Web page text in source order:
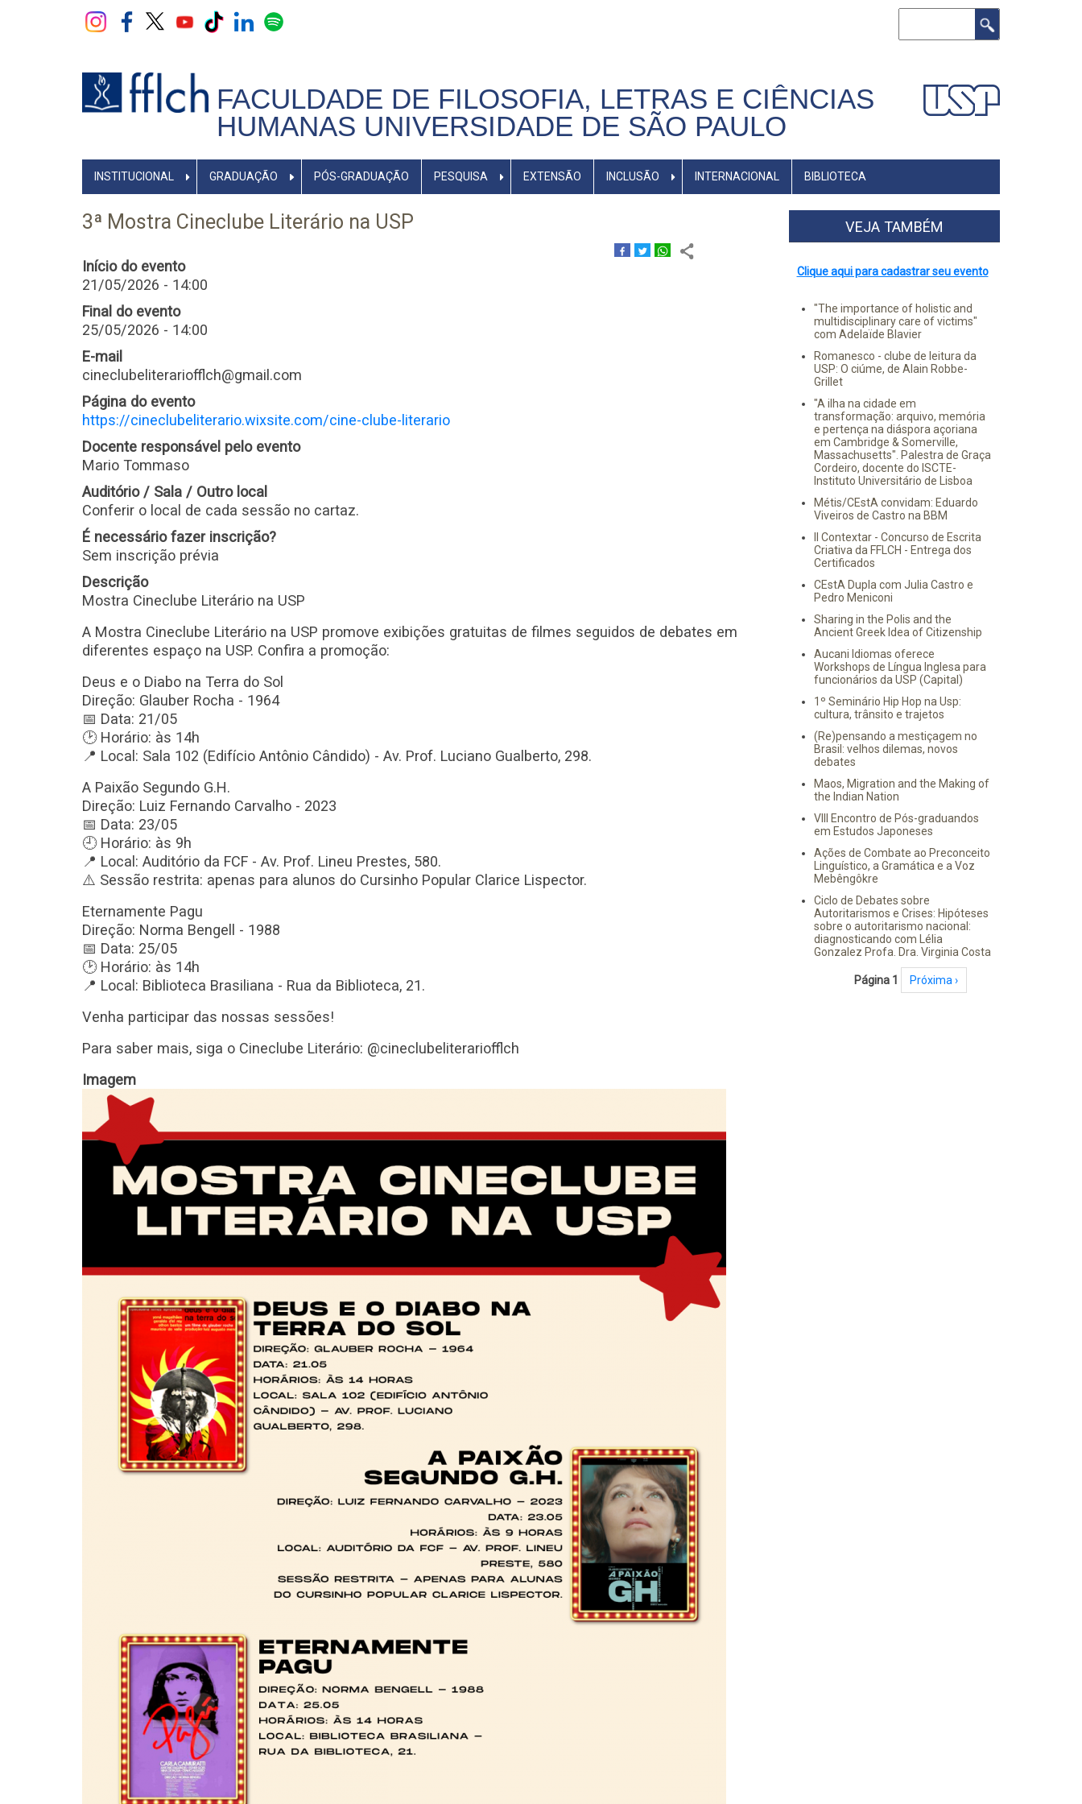
FACULDADE DE FILOSOFIA, LETRAS E CIÊNCIAS
HUMANAS UNIVERSIDADE DE SÃO PAULO
NAVEGADOR
PRINCIPAL
INSTITUCIONAL GRADUAÇÃO PÓS-GRADUAÇÃO PESQUISA EXTENSÃO INCLUSÃO INTERNACIONAL BIBLIOTECA
3ª Mostra Cineclube Literário na USP
Início do evento
21/05/2026 - 14:00
Final do evento
25/05/2026 - 14:00
E-mail
cineclubeliterariofflch@gmail.com
Página do evento
https://cineclubeliterario.wixsite.com/cine-clube-literario
Docente responsável pelo evento
Mario Tommaso
Auditório / Sala / Outro local
Conferir o local de cada sessão no cartaz.
É necessário fazer inscrição?
Sem inscrição prévia
Descrição
Mostra Cineclube Literário na USP
A Mostra Cineclube Literário na USP promove exibições gratuitas de filmes seguidos de debates em
diferentes espaço na USP. Confira a promoção:
Deus e o Diabo na Terra do Sol
Direção: Glauber Rocha - 1964
📅 Data: 21/05
🕑 Horário: às 14h
📍 Local: Sala 102 (Edifício Antônio Cândido) - Av. Prof. Luciano Gualberto, 298.
A Paixão Segundo G.H.
Direção: Luiz Fernando Carvalho - 2023
📅 Data: 23/05
🕘 Horário: às 9h
📍 Local: Auditório da FCF - Av. Prof. Lineu Prestes, 580.
⚠️ Sessão restrita: apenas para alunos do Cursinho Popular Clarice Lispector.
Eternamente Pagu
Direção: Norma Bengell - 1988
📅 Data: 25/05
🕑 Horário: às 14h
📍 Local: Biblioteca Brasiliana - Rua da Biblioteca, 21.
Venha participar das nossas sessões!
Para saber mais, siga o Cineclube Literário: @cineclubeliterariofflch
Imagem
VEJA TAMBÉM
Clique aqui para cadastrar seu evento
"The importance of holistic and
multidisciplinary care of victims"
com Adelaïde Blavier
Romanesco - clube de leitura da
USP: O ciúme, de Alain Robbe-
Grillet
"A ilha na cidade em
transformação: arquivo, memória
e pertença na diáspora açoriana
em Cambridge & Somerville,
Massachusetts". Palestra de Graça
Cordeiro, docente do ISCTE-
Instituto Universitário de Lisboa
Métis/CEstA convidam: Eduardo
Viveiros de Castro na BBM
II Contextar - Concurso de Escrita
Criativa da FFLCH - Entrega dos
Certificados
CEstA Dupla com Julia Castro e
Pedro Meniconi
Sharing in the Polis and the
Ancient Greek Idea of Citizenship
Aucani Idiomas oferece
Workshops de Língua Inglesa para
funcionários da USP (Capital)
1º Seminário Hip Hop na Usp:
cultura, trânsito e trajetos
(Re)pensando a mestiçagem no
Brasil: velhos dilemas, novos
debates
Maos, Migration and the Making of
the Indian Nation
VIII Encontro de Pós-graduandos
em Estudos Japoneses
Ações de Combate ao Preconceito
Linguístico, a Gramática e a Voz
Mebêngôkre
Ciclo de Debates sobre
Autoritarismos e Crises: Hipóteses
sobre o autoritarismo nacional:
diagnosticando com Lélia
Gonzalez Profa. Dra. Virginia Costa
PaginaçãoPágina 1 Próxima página
Próxima ›